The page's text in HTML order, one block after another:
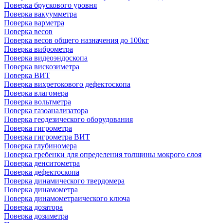
Поверка брускового уровня
Поверка вакуумметра
Поверка варметра
Поверка весов
Поверка весов общего назначения до 100кг
Поверка виброметра
Поверка видеоэндоскопа
Поверка вискозиметра
Поверка ВИТ
Поверка вихретокового дефектоскопа
Поверка влагомера
Поверка вольтметра
Поверка газоанализатора
Поверка геодезического оборудования
Поверка гигрометра
Поверка гигрометра ВИТ
Поверка глубиномера
Поверка гребенки для определения толщины мокрого слоя
Поверка денситометра
Поверка дефектоскопа
Поверка динамического твердомера
Поверка динамометра
Поверка динамометраического ключа
Поверка дозатора
Поверка дозиметра